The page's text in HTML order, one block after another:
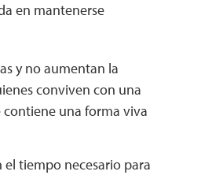
en mantenerse
y no aumentan la
conviven con una
contiene una forma viva
el tiempo necesario para